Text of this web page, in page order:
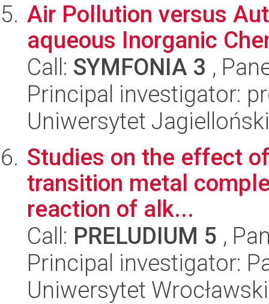
Air Pollution versus
aqueous Inorganic
Call: SYMFONIA 3 ,
Principal investigator:
Uniwersytet
Studies on the effect
transition metal
reaction of alk...
Call: PRELUDIUM 5 ,
Principal investigator:
Uniwersytet